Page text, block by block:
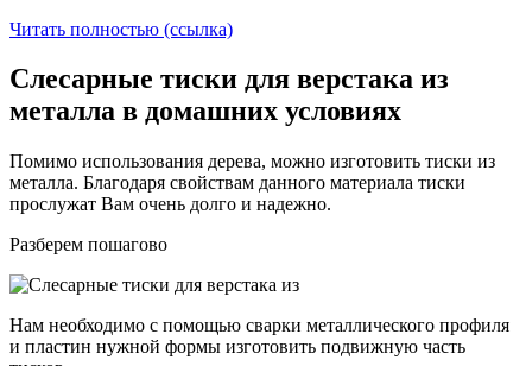
Читать полностью (ссылка)
Слесарные тиски для верстака из
металла в домашних условиях
Помимо использования дерева, можно изготовить тиски из
металла. Благодаря свойствам данного материала тиски
прослужат Вам очень долго и надежно.
Разберем пошагово
Нам необходимо с помощью сварки металлического профиля
и пластин нужной формы изготовить подвижную часть